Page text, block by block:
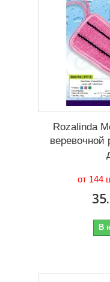
Rozalinda
веревочной
от 144
В